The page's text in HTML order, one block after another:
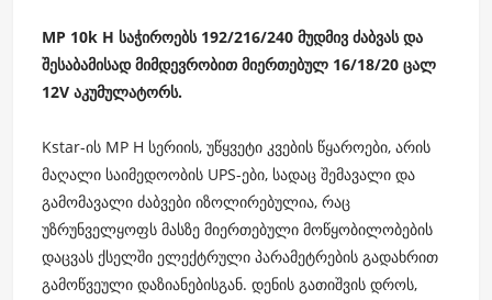
MP 10k H საჭიროებს 192/216/240 მუდმივ ძაბვას და
შესაბამისად მიმდევრობით მიერთებულ 16/18/20 ცალ
12V აკუმულატორს.
Kstar-ის MP H სერიის, უწყვეტი კვების წყაროები, არის
მაღალი საიმედოობის UPS-ები, სადაც შემავალი და
გამომავალი ძაბვები იზოლირებულია, რაც
უზრუნველყოფს მასზე მიერთებული მოწყობილობების
დაცვას ქსელში ელექტრული პარამეტრების გადახრით
გამოწვეული დაზიანებისგან. დენის გათიშვის დროს,